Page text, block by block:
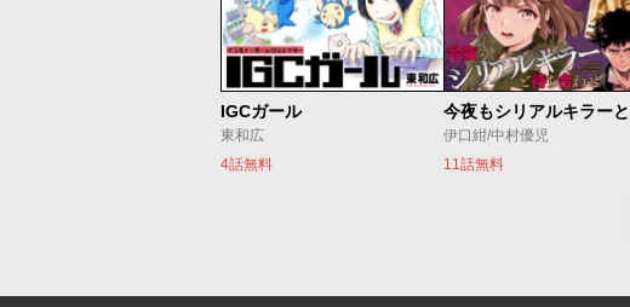
IGCガール
東和広
4話無料
伊口紺/中村優児
11話無料